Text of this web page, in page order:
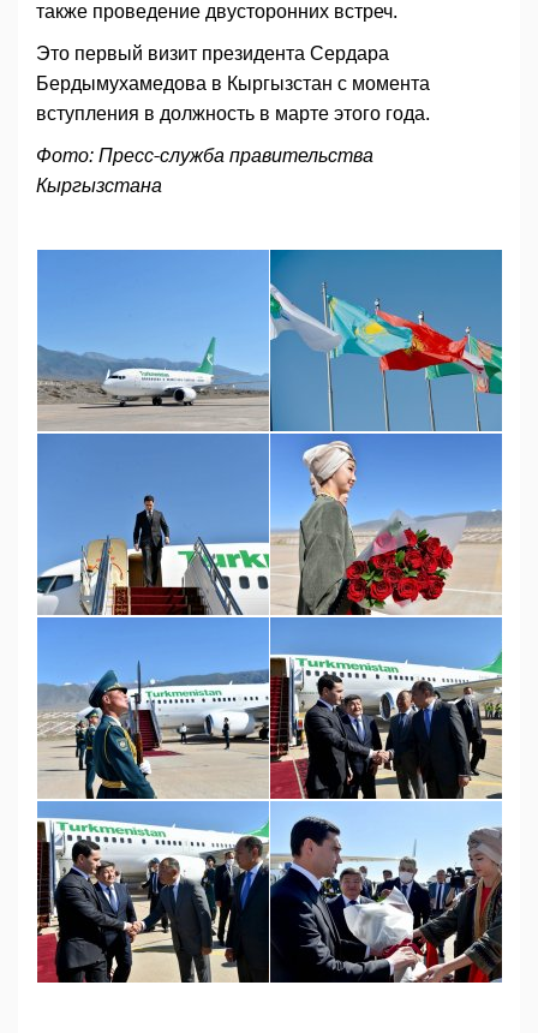
также проведение двусторонних встреч.
Это первый визит президента Сердара
Бердымухамедова в Кыргызстан с момента
вступления в должность в марте этого года.
Фото: Пресс-служба правительства
Кыргызстана